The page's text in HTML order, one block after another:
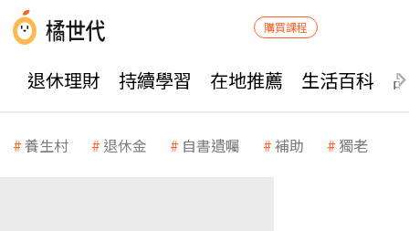
購買課程
退休理財 持續學習 在地推薦 生活百科
養生村 退休金 自書遺囑 補助 獨老